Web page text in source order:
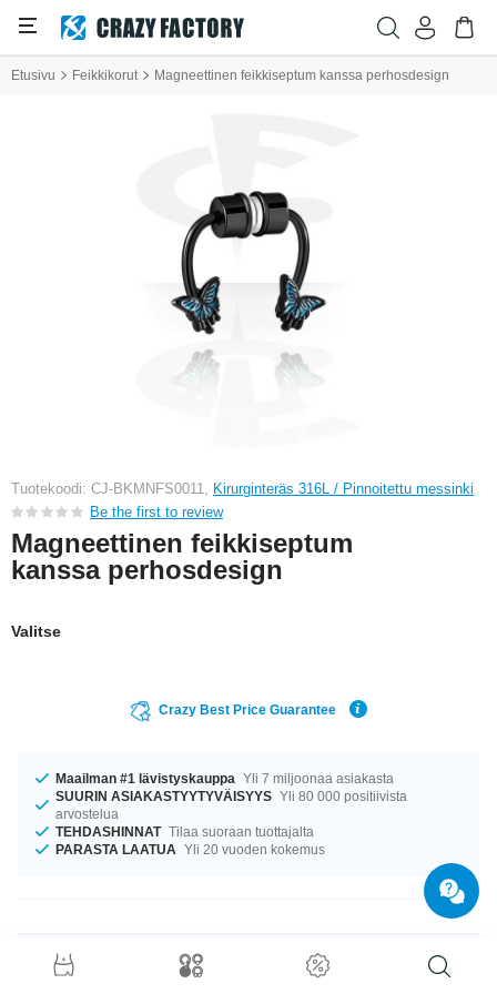
Etusivu Feikkikorut Magneettinen feikkiseptum kanssa perhosdesign
Tuotekoodi: CJ-BKMNFS0011, Kirurginteräs 316L / Pinnoitettu messinki
Be the first to review
Magneettinen feikkiseptum
kanssa perhosdesign
Valitse
Crazy Best Price Guarantee
Maailman #1 lävistyskauppa Yli 7 miljoonaa asiakasta
SUURIN ASIAKASTYYTYVÄISYYS Yli 80 000 positiivista
arvostelua
TEHDASHINNAT Tilaa suoraan tuottajalta
PARASTA LAATUA Yli 20 vuoden kokemus
Tuotetiedot